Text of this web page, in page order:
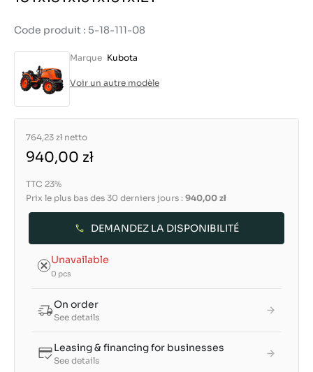
Code produit : 5-18-111-08
Marque Kubota
Voir un autre modèle
764,23 zł netto
940,00 zł
TTC 23%
Prix le plus bas des 30 derniers jours : 940,00 zł
DEMANDEZ LA DISPONIBILITÉ
Unavailable
0 pcs
On order
See details
Leasing & financing for businesses
See details